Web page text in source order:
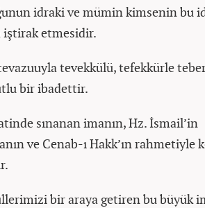
idraki ve mümin kimsenin bu
iştirak etmesidir.
tevekkülü, tefekkürle
bir ibadettir.
sınanan imanın, Hz. İsmail’in
ve Cenab-ı Hakk’ın rahmetiyle
bir araya getiren bu büyük